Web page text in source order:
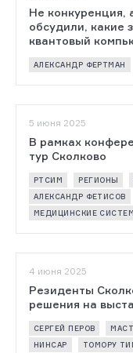
Не конкуренция,
обсудили, какие
квантовый
АЛЕКСАНДР ФЕРТМАН
5 июня 2025
В рамках
тур Сколково
РТСИМ РЕГИОНЫ
АЛЕКСАНДР ФЕТИСОВ
МЕДИЦИНСКИЕ
4 июня 2025
Резиденты
решения на
СЕРГЕЙ ПЕРОВ
НИНСАР
ТОМОРУ